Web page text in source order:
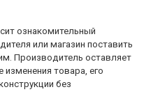
ознакомительный
или магазин поставить
Производитель оставляет
изменения товара, его
без